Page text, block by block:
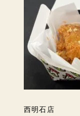
西明石店